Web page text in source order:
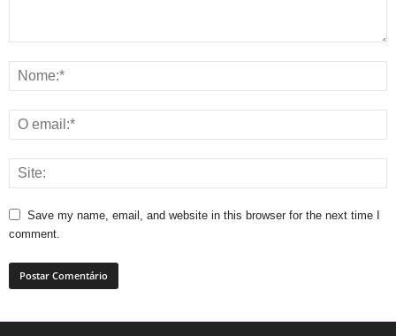
Save my name, email, and website in this browser for the next time I
comment.